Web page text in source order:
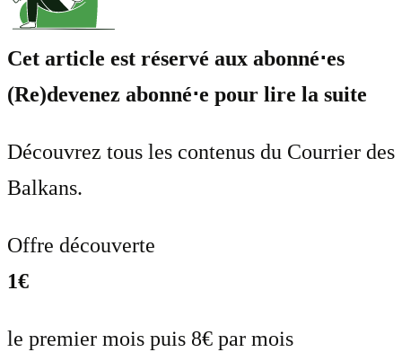
Cet article est réservé aux abonné⋅es
(Re)devenez abonné⋅e pour lire la suite
Découvrez tous les contenus du Courrier des
Balkans.
Offre découverte
1€
le premier mois puis 8€ par mois